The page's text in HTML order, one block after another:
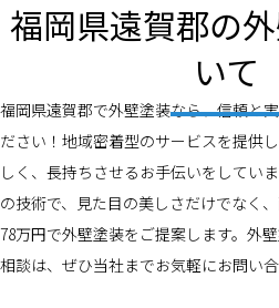
福岡県遠賀郡の
いて
福岡県遠賀郡で外壁塗装なら、信頼と
ださい！地域密着型のサービスを提供
しく、長持ちさせるお手伝いをしてい
の技術で、見た目の美しさだけでなく
78万円で外壁塗装をご提案します。外
相談は、ぜひ当社までお気軽にお問い